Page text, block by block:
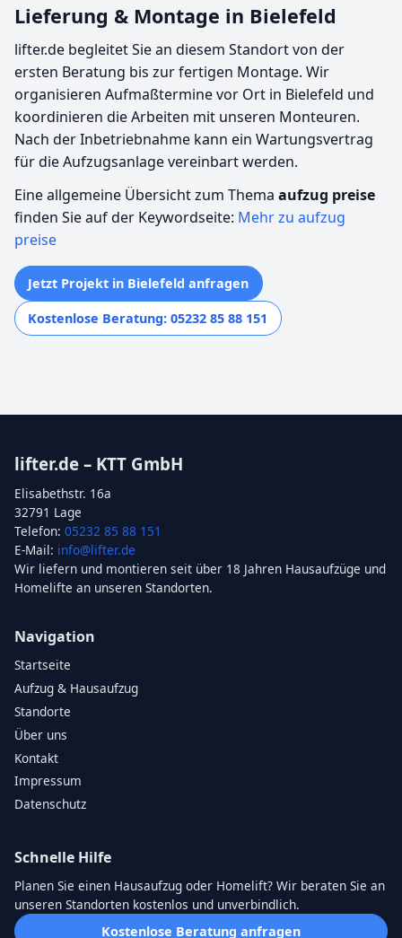
Lieferung & Montage in Bielefeld
lifter.de begleitet Sie an diesem Standort von der
ersten Beratung bis zur fertigen Montage. Wir
organisieren Aufmaßtermine vor Ort in Bielefeld und
koordinieren die Arbeiten mit unseren Monteuren.
Nach der Inbetriebnahme kann ein Wartungsvertrag
für die Aufzugsanlage vereinbart werden.
Eine allgemeine Übersicht zum Thema aufzug preise
finden Sie auf der Keywordseite: Mehr zu aufzug
preise
Jetzt Projekt in Bielefeld anfragen
Kostenlose Beratung: 05232 85 88 151
lifter.de – KTT GmbH
Elisabethstr. 16a
32791 Lage
Telefon: 05232 85 88 151
E-Mail: info@lifter.de
Wir liefern und montieren seit über 18 Jahren Hausaufzüge und
Homelifte an unseren Standorten.
Navigation
Startseite
Aufzug & Hausaufzug
Standorte
Über uns
Kontakt
Impressum
Datenschutz
Schnelle Hilfe
Planen Sie einen Hausaufzug oder Homelift? Wir beraten Sie an
unseren Standorten kostenlos und unverbindlich.
Kostenlose Beratung anfragen